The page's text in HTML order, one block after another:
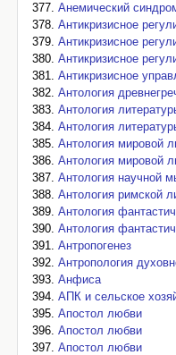
Анемический
Антикризисное
Антикризисное
Антикризисное
Антикризисное
Антология
Антология
Антология
Антология мировой
Антология мировой
Антология научной
Антология римской
Антология
Антология
Антропогенез
Антропология
Анфиса
АПК и сельское
Апостол любви
Апостол любви
Апостол любви